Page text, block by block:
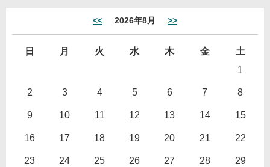
<< 2026年8月 >>
日 月 火 水 木 金
土
1
2 3 4 5 6 7 8
9 10 11 12 13 14 15
16 17 18 19 20 21 22
23 24 25 26 27 28 29